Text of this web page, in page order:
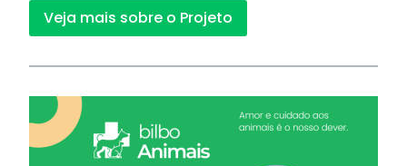
Veja mais sobre o Projeto